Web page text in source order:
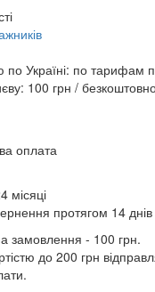
Україні: по тарифам
100 грн /
оплата
місяці
протягом 14 днів
замовлення - 100 грн.
до 200 грн